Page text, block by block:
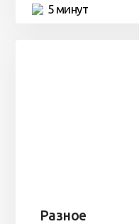
5 минут
Разное